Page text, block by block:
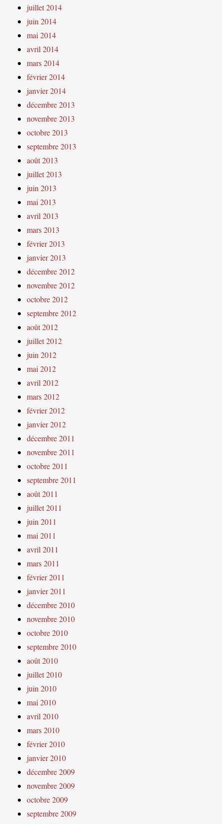
juillet 2014
juin 2014
mai 2014
avril 2014
mars 2014
février 2014
janvier 2014
décembre 2013
novembre 2013
octobre 2013
septembre 2013
août 2013
juillet 2013
juin 2013
mai 2013
avril 2013
mars 2013
février 2013
janvier 2013
décembre 2012
novembre 2012
octobre 2012
septembre 2012
août 2012
juillet 2012
juin 2012
mai 2012
avril 2012
mars 2012
février 2012
janvier 2012
décembre 2011
novembre 2011
octobre 2011
septembre 2011
août 2011
juillet 2011
juin 2011
mai 2011
avril 2011
mars 2011
février 2011
janvier 2011
décembre 2010
novembre 2010
octobre 2010
septembre 2010
août 2010
juillet 2010
juin 2010
mai 2010
avril 2010
mars 2010
février 2010
janvier 2010
décembre 2009
novembre 2009
octobre 2009
septembre 2009